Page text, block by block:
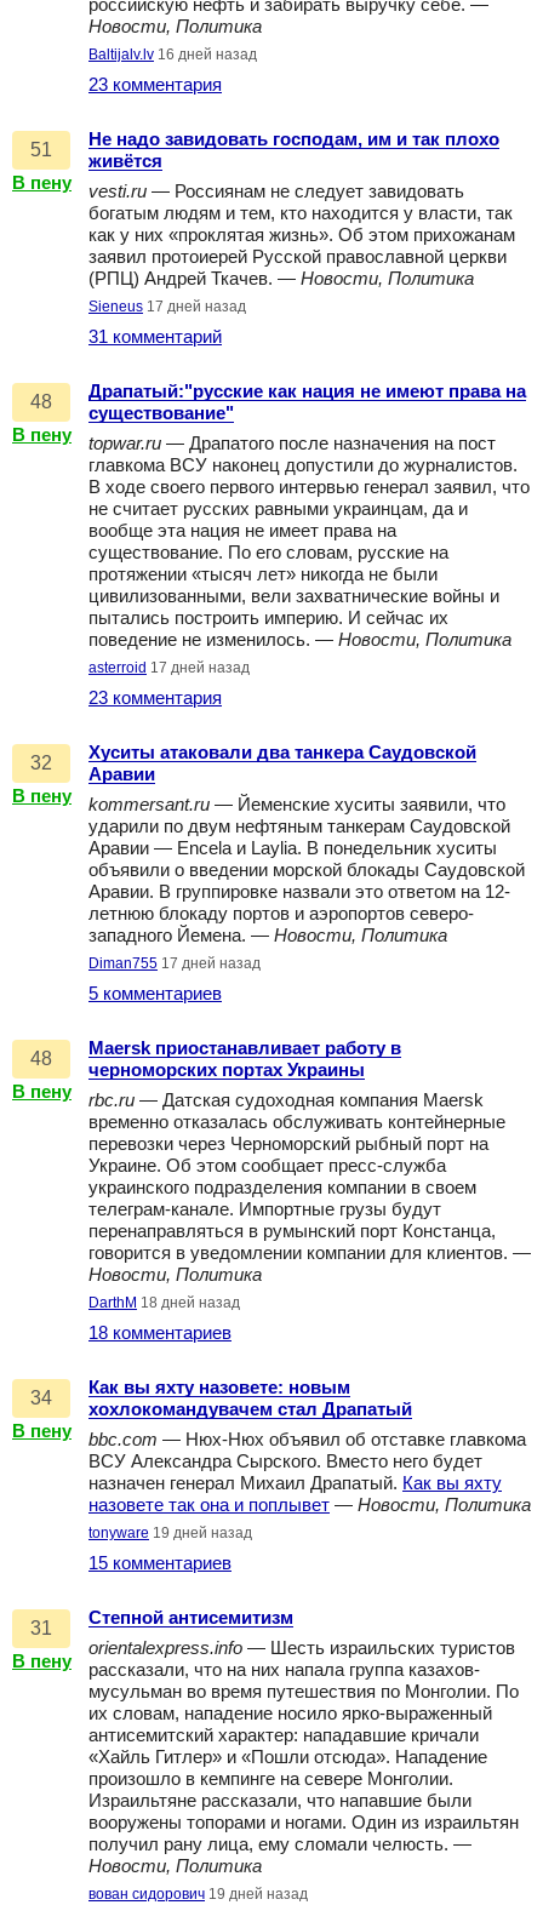
российскую нефть и забирать выручку себе. —
Новости, Политика
Baltijalv.lv 16 дней назад
23 комментария
51
В пену
Не надо завидовать господам, им и так плохо
живётся
vesti.ru — Россиянам не следует завидовать
богатым людям и тем, кто находится у власти, так
как у них «проклятая жизнь». Об этом прихожанам
заявил протоиерей Русской православной церкви
(РПЦ) Андрей Ткачев. — Новости, Политика
Sieneus 17 дней назад
31 комментарий
48
В пену
Драпатый:"русские как нация не имеют права на
существование"
topwar.ru — Драпатого после назначения на пост
главкома ВСУ наконец допустили до журналистов.
В ходе своего первого интервью генерал заявил, что
не считает русских равными украинцам, да и
вообще эта нация не имеет права на
существование. По его словам, русские на
протяжении «тысяч лет» никогда не были
цивилизованными, вели захватнические войны и
пытались построить империю. И сейчас их
поведение не изменилось. — Новости, Политика
asterroid 17 дней назад
23 комментария
32
В пену
Хуситы атаковали два танкера Саудовской
Аравии
kommersant.ru — Йеменские хуситы заявили, что
ударили по двум нефтяным танкерам Саудовской
Аравии — Encela и Laylia. В понедельник хуситы
объявили о введении морской блокады Саудовской
Аравии. В группировке назвали это ответом на 12-
летнюю блокаду портов и аэропортов северо-
западного Йемена. — Новости, Политика
Diman755 17 дней назад
5 комментариев
48
В пену
Maersk приостанавливает работу в
черноморских портах Украины
rbc.ru — Датская судоходная компания Maersk
временно отказалась обслуживать контейнерные
перевозки через Черноморский рыбный порт на
Украине. Об этом сообщает пресс-служба
украинского подразделения компании в своем
телеграм-канале. Импортные грузы будут
перенаправляться в румынский порт Констанца,
говорится в уведомлении компании для клиентов. —
Новости, Политика
DarthM 18 дней назад
18 комментариев
34
В пену
Как вы яхту назовете: новым
хохлокомандувачем стал Драпатый
bbc.com — Нюх-Нюх объявил об отставке главкома
ВСУ Александра Сырского. Вместо него будет
назначен генерал Михаил Драпатый. Как вы яхту
назовете так она и поплывет — Новости, Политика
tonyware 19 дней назад
15 комментариев
31
В пену
Степной антисемитизм
orientalexpress.info — Шесть израильских туристов
рассказали, что на них напала группа казахов-
мусульман во время путешествия по Монголии. По
их словам, нападение носило ярко-выраженный
антисемитский характер: нападавшие кричали
«Хайль Гитлер» и «Пошли отсюда». Нападение
произошло в кемпинге на севере Монголии.
Израильтяне рассказали, что напавшие были
вооружены топорами и ногами. Один из израильтян
получил рану лица, ему сломали челюсть. —
Новости, Политика
вован сидорович 19 дней назад